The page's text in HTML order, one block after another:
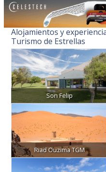
Alojamientos y
Turismo de Estrellas
Son Felip
Riad Ouzima TGM